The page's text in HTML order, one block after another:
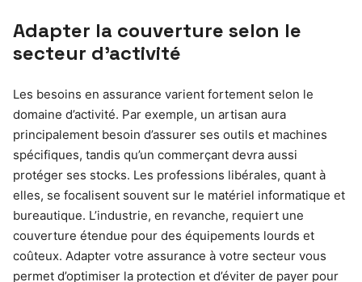
Adapter la couverture selon le
secteur d’activité
Les besoins en assurance varient fortement selon le
domaine d’activité. Par exemple, un artisan aura
principalement besoin d’assurer ses outils et machines
spécifiques, tandis qu’un commerçant devra aussi
protéger ses stocks. Les professions libérales, quant à
elles, se focalisent souvent sur le matériel informatique et
bureautique. L’industrie, en revanche, requiert une
couverture étendue pour des équipements lourds et
coûteux. Adapter votre assurance à votre secteur vous
permet d’optimiser la protection et d’éviter de payer pour